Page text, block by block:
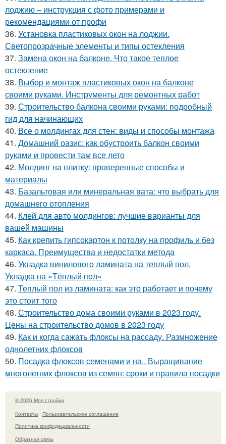
лоджию – инструкция с фото примерами и
рекомендациями от профи
36. Установка пластиковых окон на лоджии.
Светопрозрачные элементы и типы остекления
37. Замена окон на балконе. Что такое теплое
остекление
38. Выбор и монтаж пластиковых окон на балконе
своими руками. Инструменты для ремонтных работ
39. Строительство балкона своими руками: подробный
гид для начинающих
40. Все о молдингах для стен: виды и способы монтажа
41. Домашний оазис: как обустроить балкон своими
руками и провести там все лето
42. Молдинг на плитку: проверенные способы и
материалы
43. Базальтовая или минеральная вата: что выбрать для
домашнего отопления
44. Клей для авто молдингов: лучшие варианты для
вашей машины
45. Как крепить гипсокартон к потолку на профиль и без
каркаса. Преимущества и недостатки метода
46. Укладка винилового ламината на теплый пол.
Укладка на «Тёплый пол»
47. Теплый пол из ламината: как это работает и почему
это стоит того
48. Строительство дома своими руками в 2023 году.
Цены на строительство домов в 2023 году
49. Как и когда сажать флоксы на рассаду. Размножение
однолетних флоксов
50. Посадка флоксов семенами и на.. Выращивание
многолетних флоксов из семян: сроки и правила посадки
© 2026 Моя стройка
Контакты
Пользовательское соглашение
Политика конфидециальности
Обратная связь